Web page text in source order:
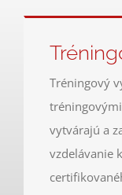
Tréningový
vytvárajú a
vzdelávanie